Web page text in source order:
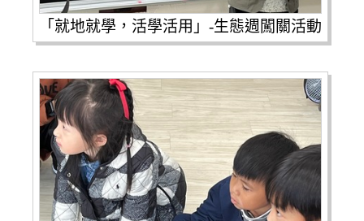
「就地就學，活學活用」-生態週闖關活動